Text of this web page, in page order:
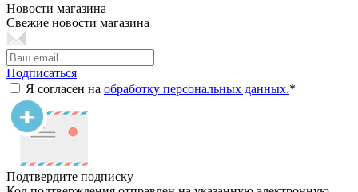
Новости магазина
Свежие новости магазина
Подписаться
Я согласен на обработку персональных данных.*
Подтвердите подписку